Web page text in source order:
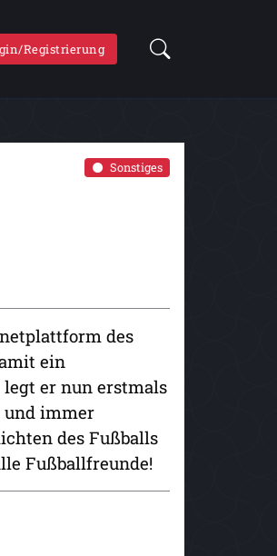
Registrierung
Sonstiges
des
ein
er nun erstmals
und immer
des Fußballs
Fußballfreunde!